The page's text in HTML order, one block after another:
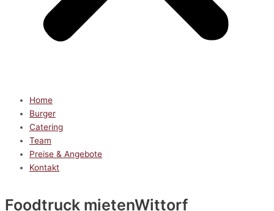
Home
Burger
Catering
Team
Preise & Angebote
Kontakt
Foodtruck mietenWittorf